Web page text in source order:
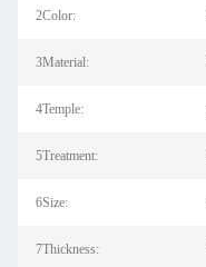
2Color:
3Material:
4Temple:
5Treatment:
6Size:
7Thickness: